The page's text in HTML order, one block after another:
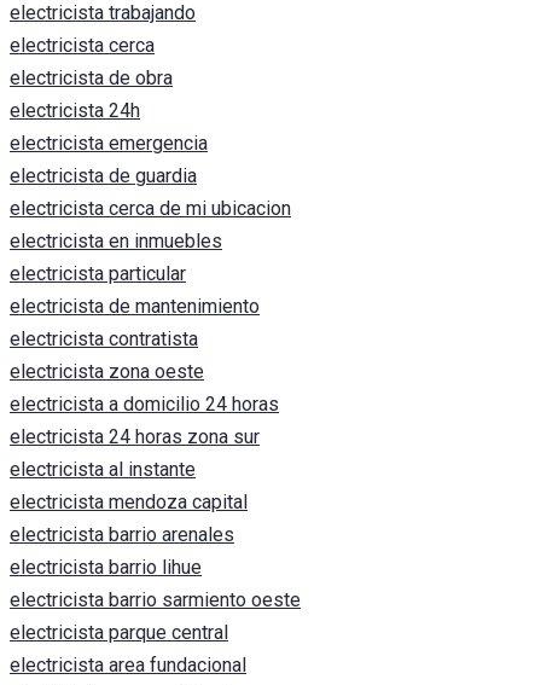
electricista trabajando
electricista cerca
electricista de obra
electricista 24h
electricista emergencia
electricista de guardia
electricista cerca de mi ubicacion
electricista en inmuebles
electricista particular
electricista de mantenimiento
electricista contratista
electricista zona oeste
electricista a domicilio 24 horas
electricista 24 horas zona sur
electricista al instante
electricista mendoza capital
electricista barrio arenales
electricista barrio lihue
electricista barrio sarmiento oeste
electricista parque central
electricista area fundacional